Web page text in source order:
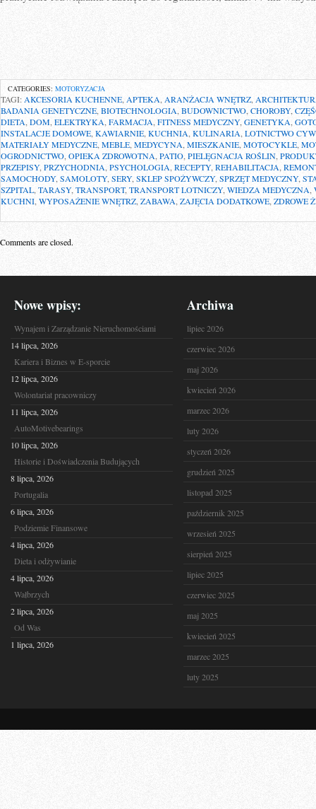
CATEGORIES: MOTORYZACJA
TAGI: AKCESORIA KUCHENNE APTEKA ARANŻACJA WNĘTRZ,
BADANIA GENETYCZNE BIOTECHNOLOGIA, BUDOWNICTWO, CHOROBY,
DIETA DOM ELEKTRYKA FARMACJA, FITNESS MEDYCZNY, GENETYKA
INSTALACJE DOMOWE KAWIARNIE, KUCHNIA KULINARIA, LOTNICTWO
MATERIAŁY MEDYCZNE, MEBLE, MEDYCYNA, MIESZKANIE MOTOCYKLE,
OGRODNICTWO OPIEKA ZDROWOTNA, PATIO PIELĘGNACJA ROŚLIN,
PRZEPISY, PRZYCHODNIA PSYCHOLOGIA, RECEPTY, REHABILITACJA,
SAMOCHODY, SAMOLOTY, SERY, SKLEP SPOŻYWCZY, SPRZĘT MEDYCZNY,
SZPITAL, TARASY, TRANSPORT, TRANSPORT LOTNICZY, WIEDZA MEDYCZNA
KUCHNI, WYPOSAŻENIE WNĘTRZ ZABAWA, ZAJĘCIA DODATKOWE ZDROWE
Comments are closed.
Nowe wpisy:
Wynajem i Zarządzanie Nieruchomościami
14 lipca, 2026
Kariera i Biznes w E-sporcie
12 lipca, 2026
Wolontariat pracowniczy
11 lipca, 2026
AutoMotivebearings
10 lipca, 2026
Historie i Doświadczenia Budujących
8 lipca, 2026
Portugalia
6 lipca, 2026
Podziemie Finansowe
4 lipca, 2026
Dieta i odżywianie
4 lipca, 2026
Wałbrzych
2 lipca, 2026
Od Was
1 lipca, 2026
Archiwa
lipiec 2026
czerwiec 2026
maj 2026
kwiecień 2026
marzec 2026
luty 2026
styczeń 2026
grudzień 2025
listopad 2025
październik 2025
wrzesień 2025
sierpień 2025
lipiec 2025
czerwiec 2025
maj 2025
kwiecień 2025
marzec 2025
luty 2025